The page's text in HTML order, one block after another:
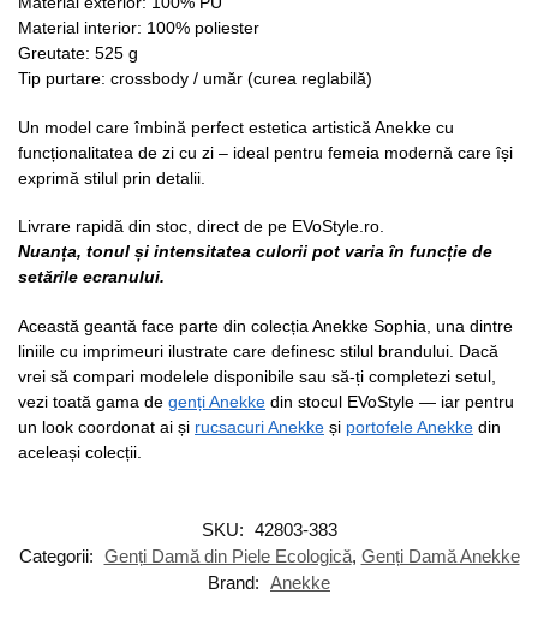
Material interior: 100% poliester
Greutate: 525 g
Tip purtare: crossbody / umăr (curea reglabilă)
Un model care îmbină perfect estetica artistică Anekke cu
funcționalitatea de zi cu zi – ideal pentru femeia modernă care își
exprimă stilul prin detalii.
Livrare rapidă din stoc, direct de pe EVoStyle.ro.
Nuanța, tonul și intensitatea culorii pot varia în funcție de
setările ecranului.
Această geantă face parte din colecția Anekke Sophia, una dintre
liniile cu imprimeuri ilustrate care definesc stilul brandului. Dacă
vrei să compari modelele disponibile sau să-ți completezi setul,
vezi toată gama de genți Anekke din stocul EVoStyle — iar pentru
un look coordonat ai și rucsacuri Anekke și portofele Anekke din
aceleași colecții.
SKU: 42803-383
Categorii: Genți Damă din Piele Ecologică, Genți Damă Anekke
Brand: Anekke